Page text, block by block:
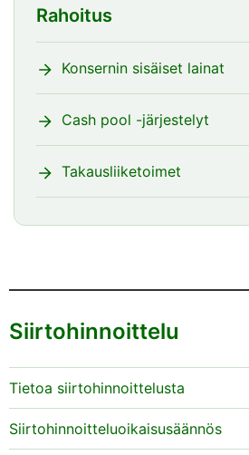
Rahoitus
Konsernin sisäiset lainat
Cash pool -järjestelyt
Takausliiketoimet
Siirtohinnoittelu
Tietoa siirtohinnoittelusta
Siirtohinnoitteluoikaisusäännös